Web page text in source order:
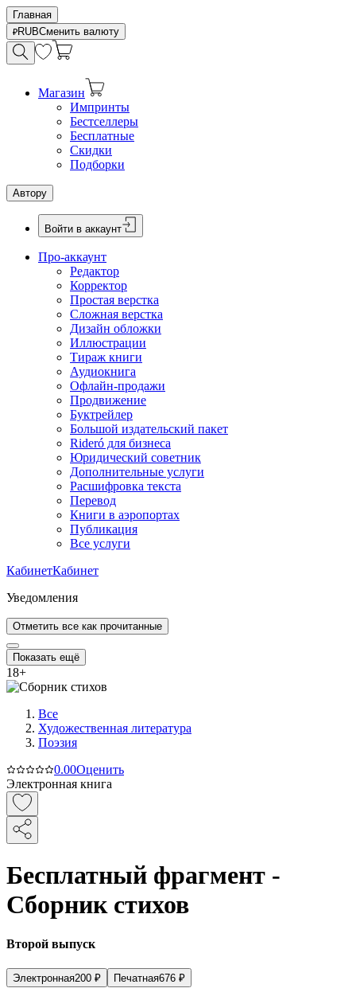
Главная
RUBСменить валюту
Магазин
Импринты
Бестселлеры
Бесплатные
Скидки
Подборки
Автору
Войти в аккаунт
Про-аккаунт
Редактор
Корректор
Простая верстка
Сложная верстка
Дизайн обложки
Иллюстрации
Тираж книги
Аудиокнига
Офлайн-продажи
Продвижение
Буктрейлер
Большой издательский пакет
Rideró для бизнеса
Юридический советник
Дополнительные услуги
Расшифровка текста
Перевод
Книги в аэропортах
Публикация
Все услуги
КабинетКабинет
Уведомления
Отметить все как прочитанные
Показать ещё
18+
Все
Художественная литература
Поэзия
0.00Оценить
Электронная книга
Бесплатный фрагмент -
Сборник стихов
Второй выпуск
Электронная200 ₽ Печатная676 ₽